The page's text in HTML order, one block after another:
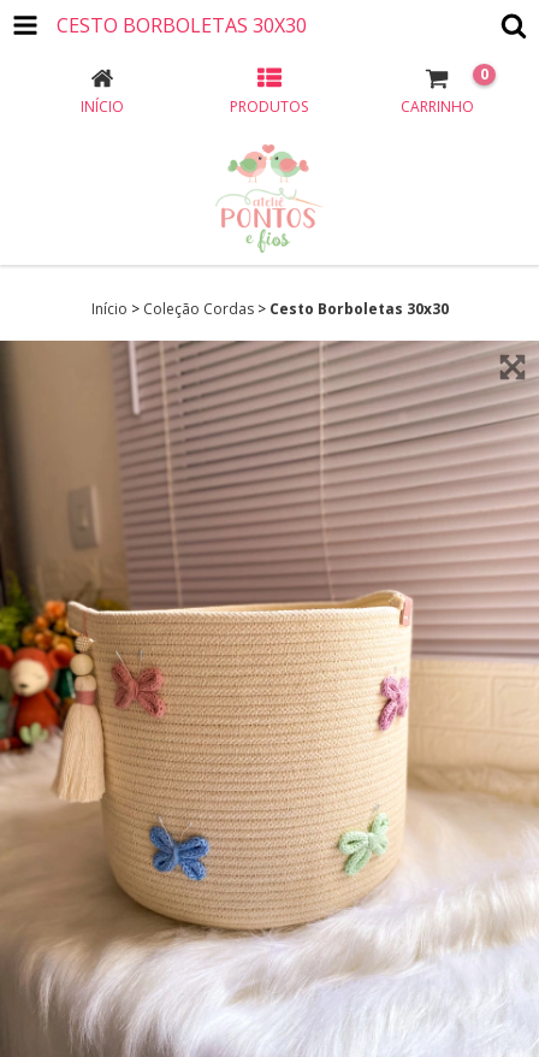
CESTO BORBOLETAS 30X30
INÍCIO PRODUTOS CARRINHO
0
Início > Coleção Cordas > Cesto Borboletas 30x30